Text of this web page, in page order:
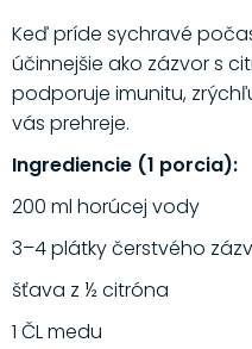
Keď príde sychravé
účinnejšie ako zázvor s
podporuje imunitu,
vás prehreje.
Ingrediencie (1 porcia):
200 ml horúcej vody
3–4 plátky čerstvého
šťava z ½ citróna
1 ČL medu